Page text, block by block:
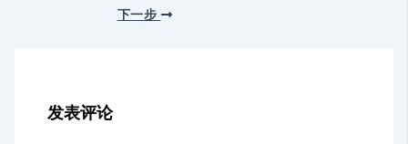
下一步
发表评论